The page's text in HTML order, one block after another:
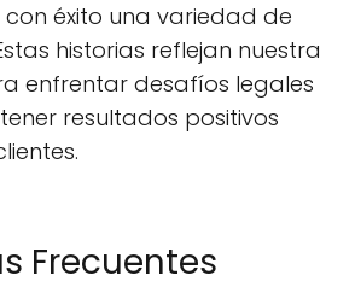
con éxito una variedad de
historias reflejan nuestra
enfrentar desafíos legales
resultados positivos
Frecuentes